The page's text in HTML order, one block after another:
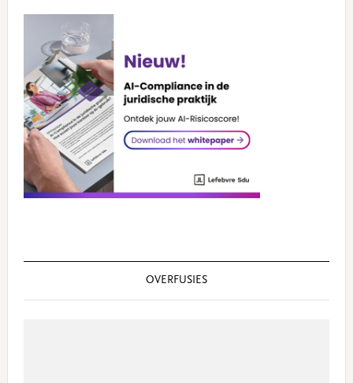
OVERFUSIES